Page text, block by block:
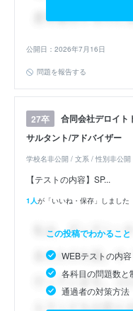
公開日：2026年7月16日
問題を報告する
27卒
合同会社デロイト
サルタント/アドバイザー
学校名非公開 / 文系 / 性別非公開
【テストの内容】SP...
1人が「いいね・保存」しました
この投稿でわかること
WEBテストの内容
各科目の問題数と
通過者の対策方法